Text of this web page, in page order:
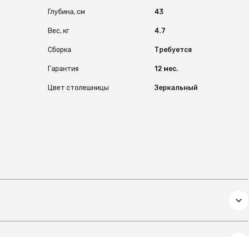
Глубина, см 43
Вес, кг 4.7
Сборка Требуется
Гарантия 12 мес.
Цвет столешницы Зеркальный